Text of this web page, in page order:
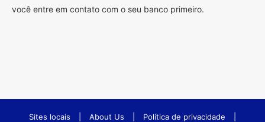
você entre em contato com o seu banco primeiro.
Sites locais About Us Política de privacidade